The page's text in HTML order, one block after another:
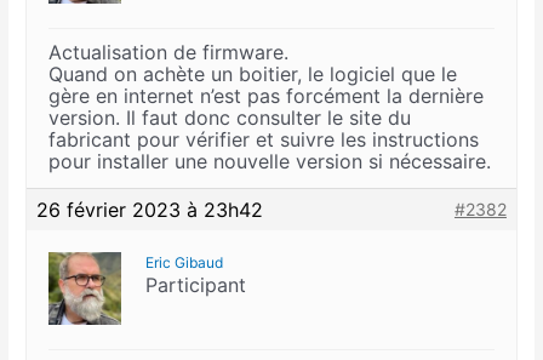
Actualisation de firmware.
Quand on achète un boitier, le logiciel que le
gère en internet n’est pas forcément la dernière
version. Il faut donc consulter le site du
fabricant pour vérifier et suivre les instructions
pour installer une nouvelle version si nécessaire.
26 février 2023 à 23h42
#2382
Eric Gibaud
Participant